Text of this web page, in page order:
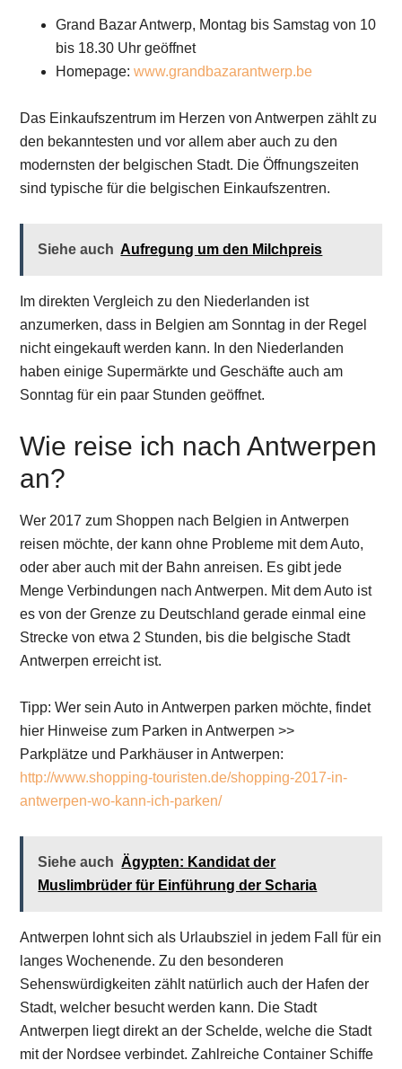
Grand Bazar Antwerp, Montag bis Samstag von 10
bis 18.30 Uhr geöffnet
Homepage:www.grandbazarantwerp.be
Das Einkaufszentrum im Herzen von Antwerpen zählt zu
den bekanntesten und vor allem aber auch zu den
modernsten der belgischen Stadt. Die Öffnungszeiten
sind typische für die belgischen Einkaufszentren.
Siehe auch Aufregung um den Milchpreis
Im direkten Vergleich zu den Niederlanden ist
anzumerken, dass in Belgien am Sonntag in der Regel
nicht eingekauft werden kann. In den Niederlanden
haben einige Supermärkte und Geschäfte auch am
Sonntag für ein paar Stunden geöffnet.
Wie reise ich nach Antwerpen
an?
Wer 2017 zum Shoppen nach Belgien in Antwerpen
reisen möchte, der kann ohne Probleme mit dem Auto,
oder aber auch mit der Bahn anreisen. Es gibt jede
Menge Verbindungen nach Antwerpen. Mit dem Auto ist
es von der Grenze zu Deutschland gerade einmal eine
Strecke von etwa 2 Stunden, bis die belgische Stadt
Antwerpen erreicht ist.
Tipp: Wer sein Auto in Antwerpen parken möchte, findet
hier Hinweise zum Parken in Antwerpen >>
Parkplätze und Parkhäuser in Antwerpen:
http://www.shopping-touristen.de/shopping-2017-in-
antwerpen-wo-kann-ich-parken/
Siehe auch Ägypten: Kandidat der
Muslimbrüder für Einführung der Scharia
Antwerpen lohnt sich als Urlaubsziel in jedem Fall für ein
langes Wochenende. Zu den besonderen
Sehenswürdigkeiten zählt natürlich auch der Hafen der
Stadt, welcher besucht werden kann. Die Stadt
Antwerpen liegt direkt an der Schelde, welche die Stadt
mit der Nordsee verbindet. Zahlreiche Container Schiffe